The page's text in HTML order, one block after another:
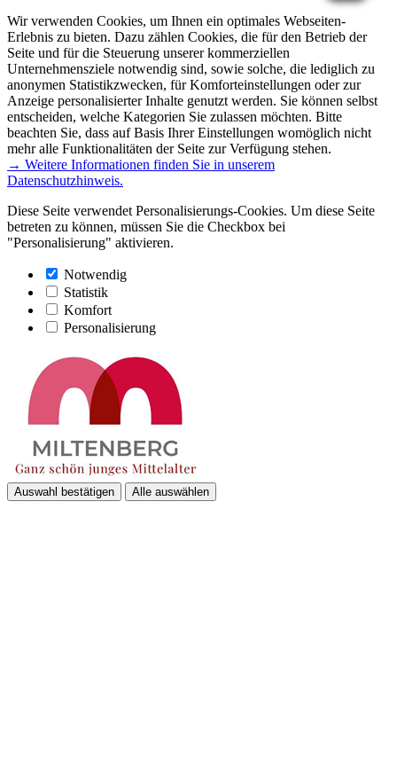
Wir verwenden Cookies, um Ihnen ein optimales Webseiten-
Erlebnis zu bieten. Dazu zählen Cookies, die für den Betrieb der
Seite und für die Steuerung unserer kommerziellen
Unternehmensziele notwendig sind, sowie solche, die lediglich zu
anonymen Statistikzwecken, für Komforteinstellungen oder zur
Anzeige personalisierter Inhalte genutzt werden. Sie können selbst
entscheiden, welche Kategorien Sie zulassen möchten. Bitte
beachten Sie, dass auf Basis Ihrer Einstellungen womöglich nicht
mehr alle Funktionalitäten der Seite zur Verfügung stehen.
→ Weitere Informationen finden Sie in unserem
Datenschutzhinweis.
Diese Seite verwendet Personalisierungs-Cookies. Um diese Seite
betreten zu können, müssen Sie die Checkbox bei
"Personalisierung" aktivieren.
Notwendig
Statistik
Komfort
Personalisierung
Auswahl bestätigen Alle auswählen